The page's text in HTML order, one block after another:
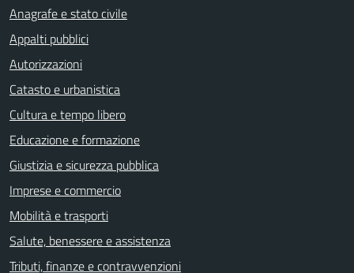
Anagrafe e stato civile
Appalti pubblici
Autorizzazioni
Catasto e urbanistica
Cultura e tempo libero
Educazione e formazione
Giustizia e sicurezza pubblica
Imprese e commercio
Mobilità e trasporti
Salute, benessere e assistenza
Tributi, finanze e contravvenzioni